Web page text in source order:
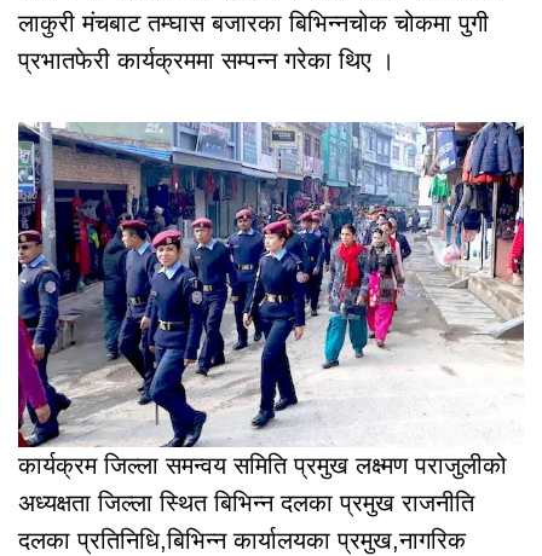
लाकुरी मंचबाट तम्घास बजारका बिभिन्नचोक चोकमा पुगी
प्रभातफेरी कार्यक्रममा सम्पन्न गरेका थिए ।
कार्यक्रम जिल्ला समन्वय समिति प्रमुख लक्ष्मण पराजुलीको
अध्यक्षता जिल्ला स्थित बिभिन्न दलका प्रमुख राजनीति
दलका प्रतिनिधि,बिभिन्न कार्यालयका प्रमुख,नागरिक